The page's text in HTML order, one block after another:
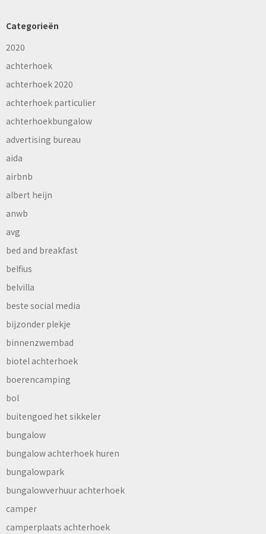
Categorieën
2020
achterhoek
achterhoek 2020
achterhoek particulier
achterhoekbungalow
advertising bureau
aida
airbnb
albert heijn
anwb
avg
bed and breakfast
belfius
belvilla
beste social media
bijzonder plekje
binnenzwembad
biotel achterhoek
boerencamping
bol
buitengoed het sikkeler
bungalow
bungalow achterhoek huren
bungalowpark
bungalowverhuur achterhoek
camper
camperplaats achterhoek